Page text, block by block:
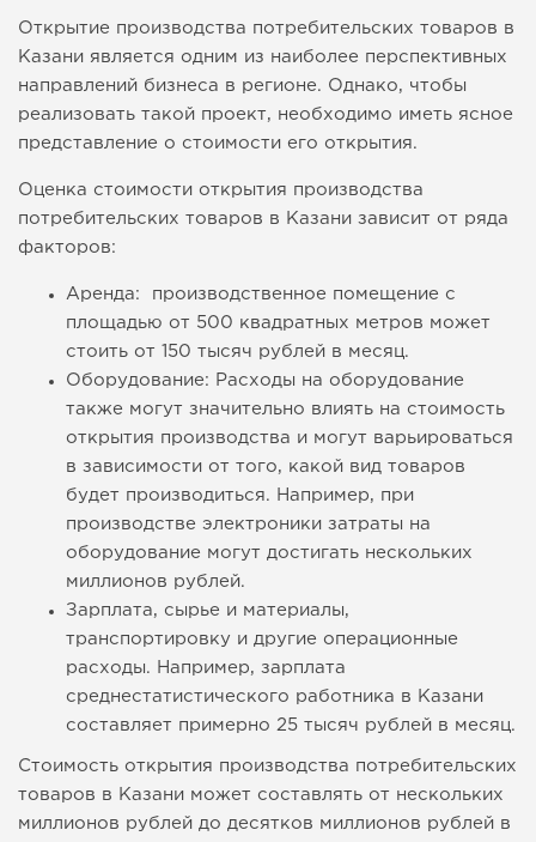
Открытие производства потребительских товаров в
Казани является одним из наиболее перспективных
направлений бизнеса в регионе. Однако, чтобы
реализовать такой проект, необходимо иметь ясное
представление о стоимости его открытия.
Оценка стоимости открытия производства
потребительских товаров в Казани зависит от ряда
факторов:
Аренда: производственное помещение с
площадью от 500 квадратных метров может
стоить от 150 тысяч рублей в месяц.
Оборудование: Расходы на оборудование
также могут значительно влиять на стоимость
открытия производства и могут варьироваться
в зависимости от того, какой вид товаров
будет производиться. Например, при
производстве электроники затраты на
оборудование могут достигать нескольких
миллионов рублей.
Зарплата, сырье и материалы,
транспортировку и другие операционные
расходы. Например, зарплата
среднестатистического работника в Казани
составляет примерно 25 тысяч рублей в месяц.
Стоимость открытия производства потребительских
товаров в Казани может составлять от нескольких
миллионов рублей до десятков миллионов рублей в